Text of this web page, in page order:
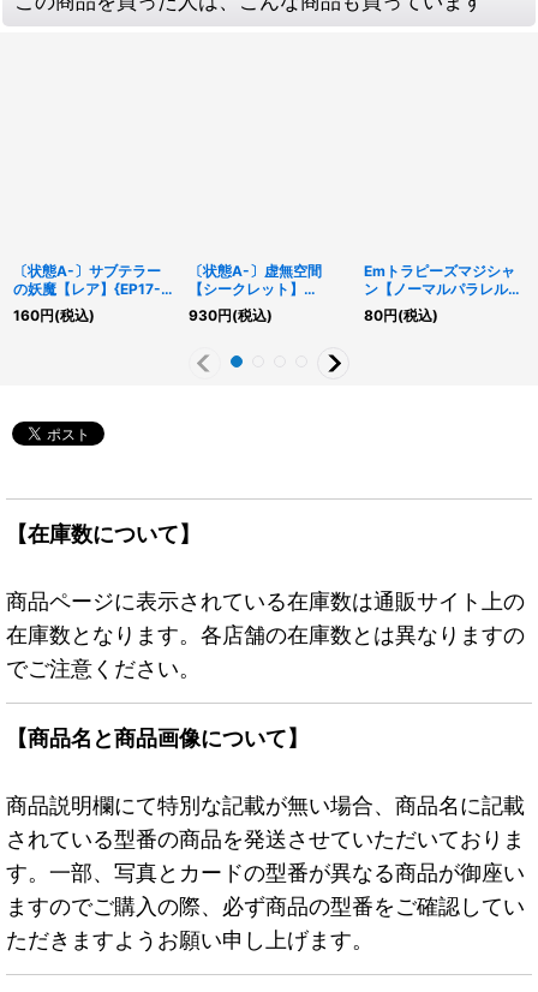
〔状態A-〕サブテラー
の妖魔【レア】{EP17-
JP005}《モンスター》
160円(税込)
〔状態A-〕虚無空間
【シークレット】
{TRC1-JP047}《罠》
930円(税込)
Emトラピーズマジシャ
ン【ノーマルパラレル】
{DBLE-JP034}《エクシ
ーズ》
80円(税込)
【在庫数について】
商品ページに表示されている在庫数は通販サイト上の
在庫数となります。各店舗の在庫数とは異なりますの
でご注意ください。
【商品名と商品画像について】
商品説明欄にて特別な記載が無い場合、商品名に記載
されている型番の商品を発送させていただいておりま
す。一部、写真とカードの型番が異なる商品が御座い
ますのでご購入の際、必ず商品の型番をご確認してい
ただきますようお願い申し上げます。